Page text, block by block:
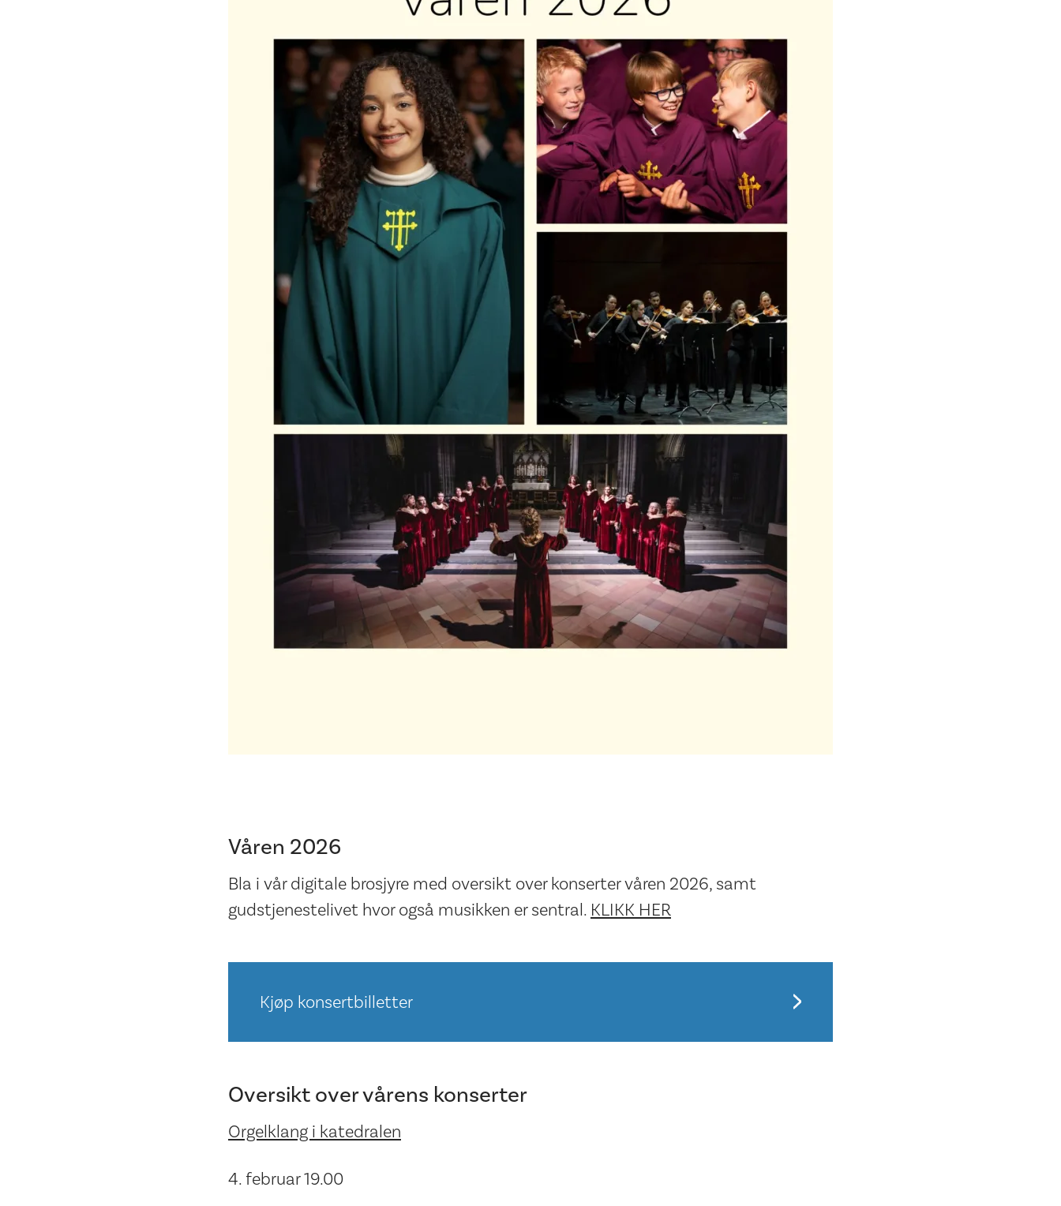
Våren 2026
Bla i vår digitale brosjyre med oversikt over konserter våren 2026, samt
gudstjenestelivet hvor også musikken er sentral. KLIKK HER
Kjøp konsertbilletter
Oversikt over vårens konserter
Orgelklang i katedralen
4. februar 19.00